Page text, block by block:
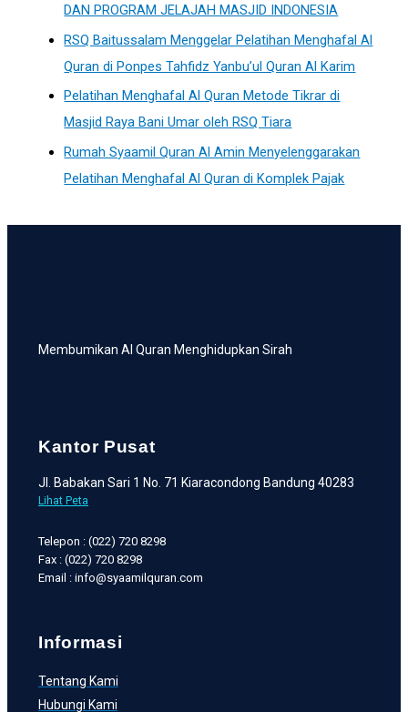
DAN PROGRAM JELAJAH MASJID INDONESIA
RSQ Baitussalam Menggelar Pelatihan Menghafal Al
Quran di Ponpes Tahfidz Yanbu’ul Quran Al Karim
Pelatihan Menghafal Al Quran Metode Tikrar di
Masjid Raya Bani Umar oleh RSQ Tiara
Rumah Syaamil Quran Al Amin Menyelenggarakan
Pelatihan Menghafal Al Quran di Komplek Pajak
Membumikan Al Quran Menghidupkan Sirah
Kantor Pusat
Jl. Babakan Sari 1 No. 71 Kiaracondong Bandung 40283
Lihat Peta
Telepon : (022) 720 8298
Fax : (022) 720 8298
Email : info@syaamilquran.com
Informasi
Tentang Kami
Hubungi Kami